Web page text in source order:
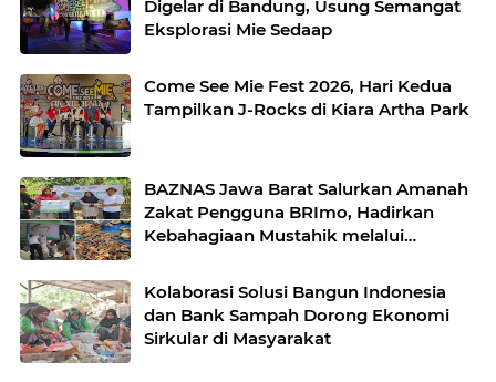
Digelar di Bandung, Usung Semangat
Eksplorasi Mie Sedaap
Come See Mie Fest 2026, Hari Kedua
Tampilkan J-Rocks di Kiara Artha Park
BAZNAS Jawa Barat Salurkan Amanah
Zakat Pengguna BRImo, Hadirkan
Kebahagiaan Mustahik melalui
Kolaborasi Solusi Bangun Indonesia
dan Bank Sampah Dorong Ekonomi
Sirkular di Masyarakat